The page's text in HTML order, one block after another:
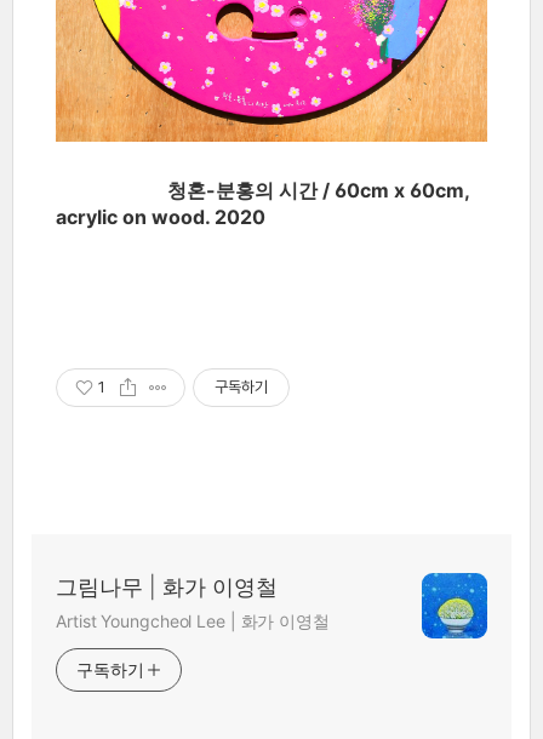
청혼-분홍의 시간 / 60cm x 60cm,
acrylic on wood. 2020
1 구독하기
그림나무 | 화가 이영철
Artist Youngcheol Lee | 화가 이영철
구독하기